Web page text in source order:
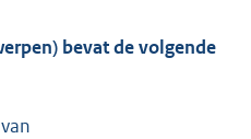
bevat de volgende